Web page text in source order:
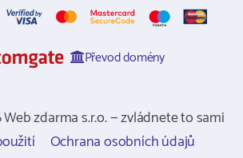
Převod domény
zdarma s.r.o. — zvládnete to sami
Ochrana osobních údajů